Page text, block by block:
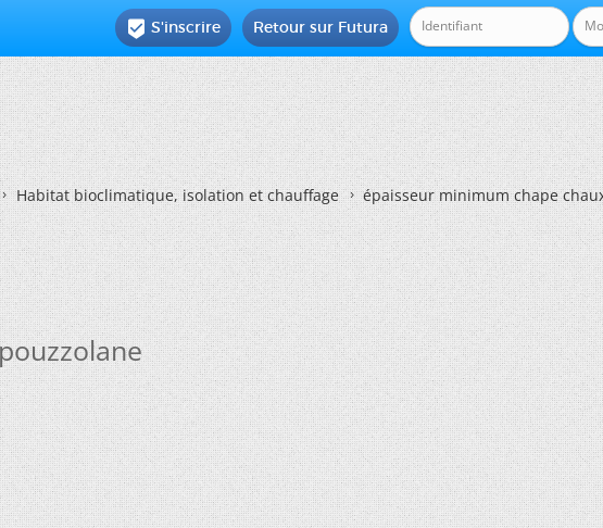
Retour sur Futura
 S'inscrire
Habitat bioclimatique, isolation et chauffage épaisseur minimum chape